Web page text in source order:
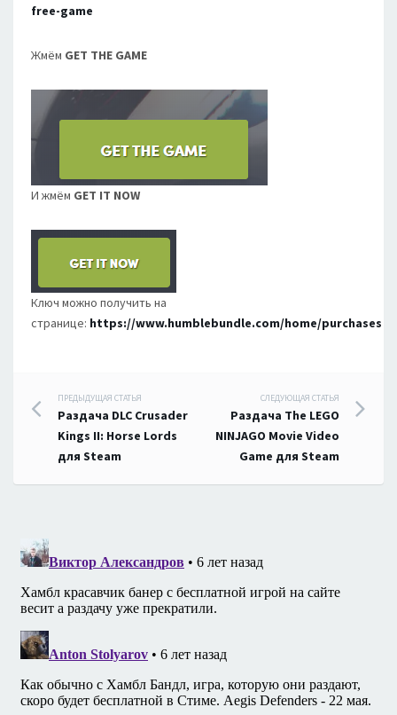
free-game
Жмём GET THE GAME
И жмём GET IT NOW
Ключ можно получить на
странице: https://www.humblebundle.com/home/purchases
Навигация
по
записям
ПРЕДЫДУЩАЯ СТАТЬЯ
Раздача DLC Crusader
Kings II: Horse Lords
для Steam
СЛЕДУЮЩАЯ СТАТЬЯ
Раздача The LEGO
NINJAGO Movie Video
Game для Steam